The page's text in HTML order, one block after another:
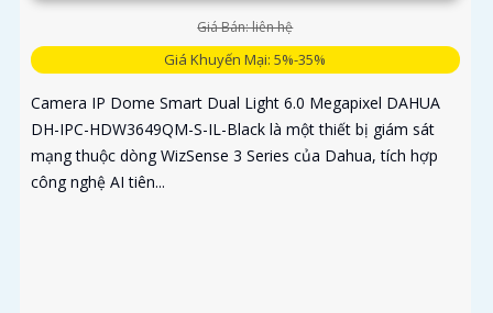
Giá Bán: liên hệ
Giá Khuyến Mại: 5%-35%
Camera IP Dome Smart Dual Light 6.0 Megapixel DAHUA
DH-IPC-HDW3649QM-S-IL-Black là một thiết bị giám sát
mạng thuộc dòng WizSense 3 Series của Dahua, tích hợp
công nghệ AI tiên...